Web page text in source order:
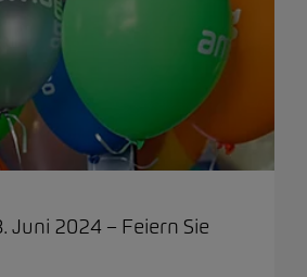
Juni 2024 – Feiern Sie